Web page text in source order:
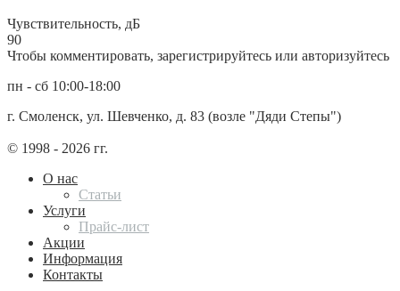
Чувствительность, дБ
90
Чтобы комментировать, зарегистрируйтесь или авторизуйтесь
пн - сб 10:00-18:00
г. Смоленск, ул. Шевченко, д. 83 (возле "Дяди Степы")
© 1998 - 2026 гг.
О нас
Статьи
Услуги
Прайс-лист
Акции
Информация
Контакты